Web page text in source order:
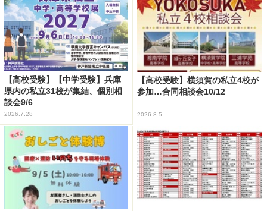
【高校受験】【中学受験】兵庫
県内の私立31校が集結、個別相
談会9/6
2026.7.28
【高校受験】横須賀の私立4校が
参加…合同相談会10/12
2026.8.5